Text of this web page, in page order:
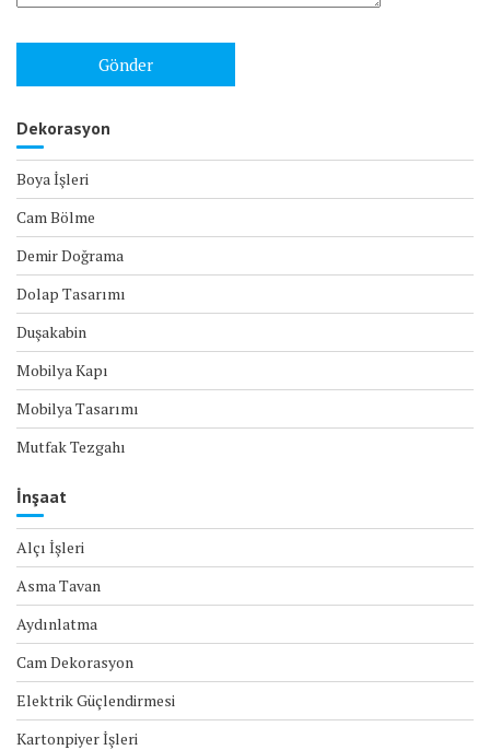
Dekorasyon
Boya İşleri
Cam Bölme
Demir Doğrama
Dolap Tasarımı
Duşakabin
Mobilya Kapı
Mobilya Tasarımı
Mutfak Tezgahı
İnşaat
Alçı İşleri
Asma Tavan
Aydınlatma
Cam Dekorasyon
Elektrik Güçlendirmesi
Kartonpiyer İşleri